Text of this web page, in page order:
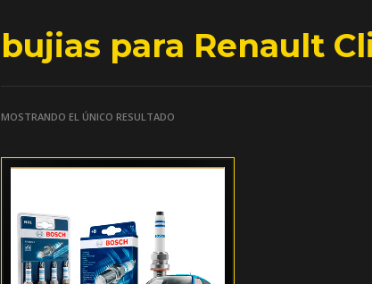
bujias para Renault
MOSTRANDO EL ÚNICO RESULTADO